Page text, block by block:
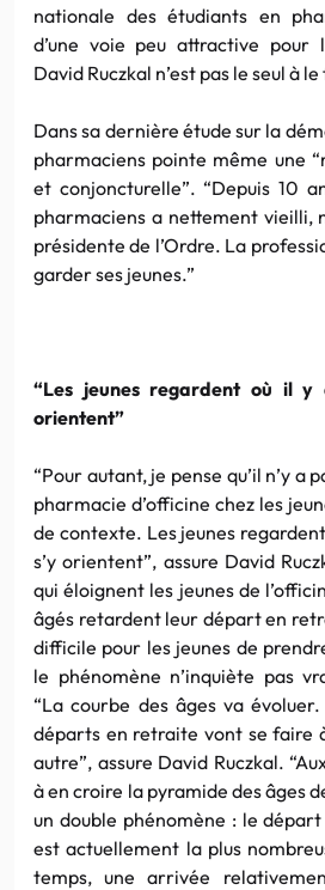
nationale des étudiants en
d’une voie peu attractive pour
David Ruczkal n’est pas le seul à
Dans sa dernière étude sur la
pharmaciens pointe même une
et conjoncturelle”. “Depuis 10
pharmaciens a nettement vieilli,
présidente de l’Ordre. La
garder ses jeunes.”
“Les jeunes regardent où il
orientent”
“Pour autant, je pense qu’il n’y a
pharmacie d’officine chez les
de contexte. Les jeunes
s’y orientent”, assure David
qui éloignent les jeunes de
âgés retardent leur départ en
difficile pour les jeunes de
le phénomène n’inquiète pas
“La courbe des âges va
départs en retraite vont se faire
autre”, assure David Ruczkal.
à en croire la pyramide des âges
un double phénomène : le
est actuellement la plus
temps, une arrivée